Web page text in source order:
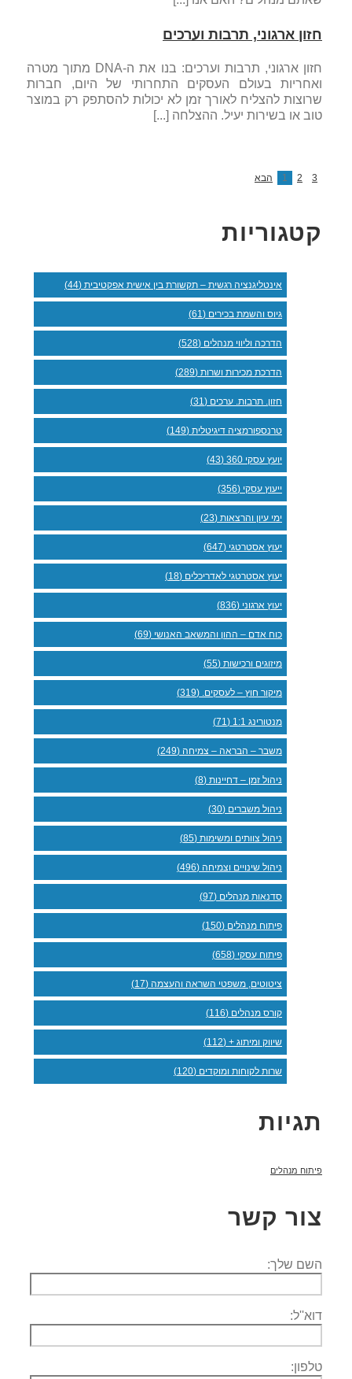
חזון ארגוני, תרבות וערכים
חזון ארגוני, תרבות וערכים: בנו את ה-DNA מתוך מטרה
ואחריות בעולם העסקים התחרותי של היום, חברות
שרוצות להצליח לאורך זמן לא יכולות להסתפק רק במוצר
טוב או בשירות יעיל. ההצלחה [...]
1 2 3 הבא
קטגוריות
אינטליגנציה רגשית – תקשורת בין אישית אפקטיבית (44)
גיוס והשמת בכירים (61)
הדרכה וליווי מנהלים (528)
הדרכת מכירות ושרות (289)
חזון. תרבות. ערכים (31)
טרנספורמציה דיגיטלית (149)
יועץ עסקי 360 (43)
ייעוץ עסקי (356)
ימי עיון והרצאות (23)
יעוץ אסטרטגי (647)
יעוץ אסטרטגי לאדריכלים (18)
יעוץ ארגוני (836)
כוח אדם – ההון והמשאב האנושי (69)
מיזוגים ורכישות (55)
מיקור חוץ – לעסקים. (319)
מנטורינג 1:1 (71)
משבר – הבראה – צמיחה (249)
ניהול זמן – דחיינות (8)
ניהול משברים (30)
ניהול צוותים ומשימות (85)
ניהול שינויים וצמיחה (496)
סדנאות מנהלים (97)
פיתוח מנהלים (150)
פיתוח עסקי (658)
ציטוטים, משפטי השראה והעצמה (17)
קורס מנהלים (116)
שיווק ומיתוג + (112)
שרות לקוחות ומוקדים (120)
תגיות
פיתוח מנהלים
צור קשר
השם שלך:
דוא''ל:
טלפון: